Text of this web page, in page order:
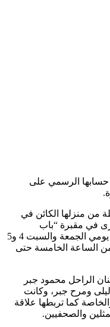
الرسمي على
من منزلها الكائن في
في مقبرة “باب
الصغير”، وتقبل التعازي للرجال والنساء يومي الجمعة والسبت 4 و5
من الساعة الخامسة حتى
الراحل محمود جبر
ليلى ومرح جبر، وكانت
كما تربطها علاقة
والصحفيين.